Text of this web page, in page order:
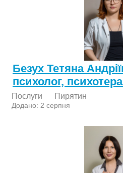
Безух Тетяна
психолог,
Послуги Пирятин
Додано: 2 серпня